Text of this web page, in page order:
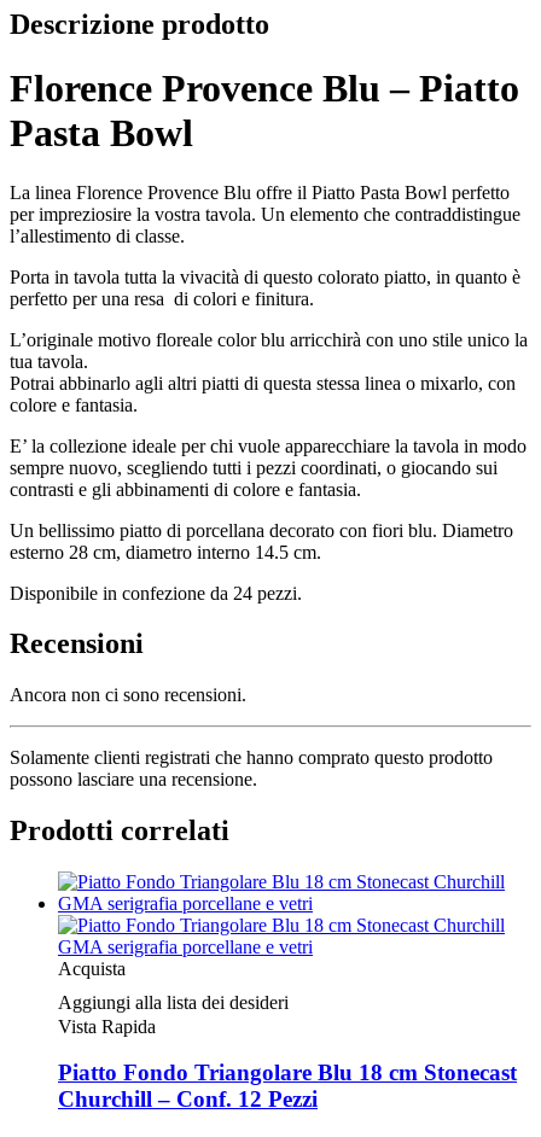
Descrizione prodotto
Florence Provence Blu – Piatto
Pasta Bowl
La linea Florence Provence Blu offre il Piatto Pasta Bowl perfetto
per impreziosire la vostra tavola. Un elemento che contraddistingue
l’allestimento di classe.
Porta in tavola tutta la vivacità di questo colorato piatto, in quanto è
perfetto per una resa di colori e finitura.
L’originale motivo floreale color blu arricchirà con uno stile unico la
tua tavola.
Potrai abbinarlo agli altri piatti di questa stessa linea o mixarlo, con
colore e fantasia.
E’ la collezione ideale per chi vuole apparecchiare la tavola in modo
sempre nuovo, scegliendo tutti i pezzi coordinati, o giocando sui
contrasti e gli abbinamenti di colore e fantasia.
Un bellissimo piatto di porcellana decorato con fiori blu. Diametro
esterno 28 cm, diametro interno 14.5 cm.
Disponibile in confezione da 24 pezzi.
Recensioni
Ancora non ci sono recensioni.
Solamente clienti registrati che hanno comprato questo prodotto
possono lasciare una recensione.
Prodotti correlati
Acquista
Aggiungi alla lista dei desideri
Vista Rapida
Piatto Fondo Triangolare Blu 18 cm Stonecast
Churchill – Conf. 12 Pezzi